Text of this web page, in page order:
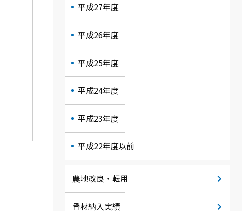
平成27年度
平成26年度
平成25年度
平成24年度
平成23年度
平成22年度以前
農地改良・転用
骨材納入実績